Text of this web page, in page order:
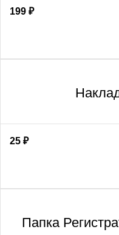
199 ₽
25 ₽
Папка